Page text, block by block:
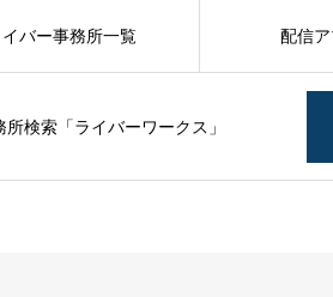
検索「ライバーワークス」
イバー事務所一覧 配信